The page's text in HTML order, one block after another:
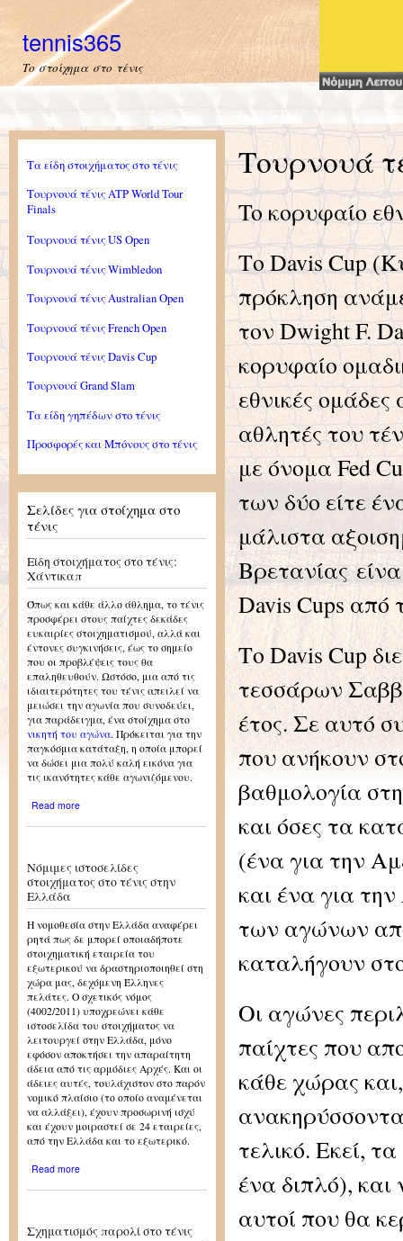
tennis365
Το στοίχημα στο τένις
You are here
Τουρνουά
To κορυφαίο
Το Davis Cup
πρόκληση
τον Dwight F.
κορυφαίο
εθνικές
αθλητές του
με όνομα Fed
των δύο είτε
μάλιστα
Βρετανίας
Davis Cups από
Το Davis Cup
τεσσάρων
έτος. Σε αυτό
που ανήκουν
βαθμολογία
και όσες τα
(ένα για την
και ένα για
των αγώνων
καταλήγουν
Οι αγώνες
παίχτες που
κάθε χώρας
τελικό. Εκεί,
ένα διπλό), και
αυτοί που θα
Τα είδη στοιχήματος στο τένις
Τουρνουά τένις ATP World Tour
Finals
Τουρνουά τένις US Open
Τουρνουά τένις Wimbledon
Τουρνουά τένις Australian Open
Τουρνουά τένις French Open
Τουρνουά τένις Davis Cup
Τουρνουά Grand Slam
Τα είδη γηπέδων στο τένις
Προσφορές και Μπόνους στο τένις
Σελίδες για στοίχημα στο
τένις
Είδη στοιχήματος στο τένις:
Χάντικαπ
Όπως και κάθε άλλο άθλημα, το τένις
προσφέρει στους παίχτες δεκάδες
ευκαιρίες στοιχηματισμού, αλλά και
έντονες συγκινήσεις, έως το σημείο
που οι προβλέψεις τους θα
επαληθευθούν. Ωστόσο, μια από τις
ιδιαιτερότητες του τένις απειλεί να
μειώσει την αγωνία που συνοδεύει,
για παράδειγμα, ένα στοίχημα στο
νικητή του αγώνα. Πρόκειται για την
παγκόσμια κατάταξη, η οποία μπορεί
να δώσει μια πολύ καλή εικόνα για
τις ικανότητες κάθε αγωνιζόμενου.
Read more
Νόμιμες ιστοσελίδες
στοιχήματος στο τένις στην
Ελλάδα
Η νομοθεσία στην Ελλάδα αναφέρει
ρητά πως δε μπορεί οποιαδήποτε
στοιχηματική εταιρεία του
εξωτερικού να δραστηριοποιηθεί στη
χώρα μας, δεχόμενη Έλληνες
πελάτες. Ο σχετικός νόμος
(4002/2011) υποχρεώνει κάθε
ιστοσελίδα του στοιχήματος να
λειτουργεί στην Ελλάδα, μόνο
εφόσον αποκτήσει την απαραίτητη
άδεια από τις αρμόδιες Αρχές. Και οι
άδειες αυτές, τουλάχιστον στο παρόν
νομικό πλαίσιο (το οποίο αναμένεται
να αλλάξει), έχουν προσωρινή ισχύ
και έχουν μοιραστεί σε 24 εταιρείες,
από την Ελλάδα και το εξωτερικό.
Read more
Ελλάδα
Σχηματισμός παρολί στο τένις